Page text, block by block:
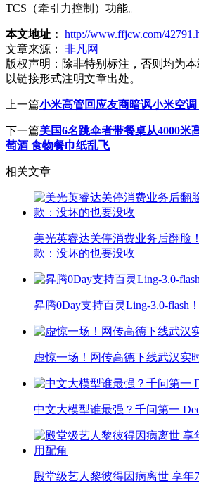
TCS（牵引力控制）功能。
本文地址： http://www.ffjcw.com/
文章来源：
非凡网
版权声明： 除非特别标注，否则均为
以链接形式注明文章出处。
上一篇小米高管回应友商暗讽小米空
下一篇美国6名跳伞者带餐桌从4000米
萄酒 食物餐巾纸乱飞
相关文章
美光英睿达关停消费业务后翻脸
款：没坏的也要没收
昇腾0Day支持百灵Ling-3.0-flash
虚惊一场！网传高德下线武汉实
中文大模型谁最强？千问第一
殿堂级艺人黎彼得因病离世 享年